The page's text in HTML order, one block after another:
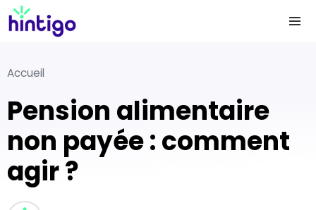
Accueil
Pension alimentaire
non payée : comment
agir ?